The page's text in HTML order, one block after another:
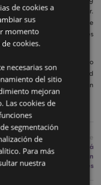
charm of Paddington Bear.
watch, playing cards, or the
are sure to be favourites
ready and prepare to
with our new licensed
be part of the Paddington
filled with adventures!
Conoce al equipo que está
del éxito de Puckator en
las ferias comerciales
de cookies a
sus
momento
cookies.
necesarias son
del sitio
mejoran
Las cookies de
segmentación
de
Para más
nuestra